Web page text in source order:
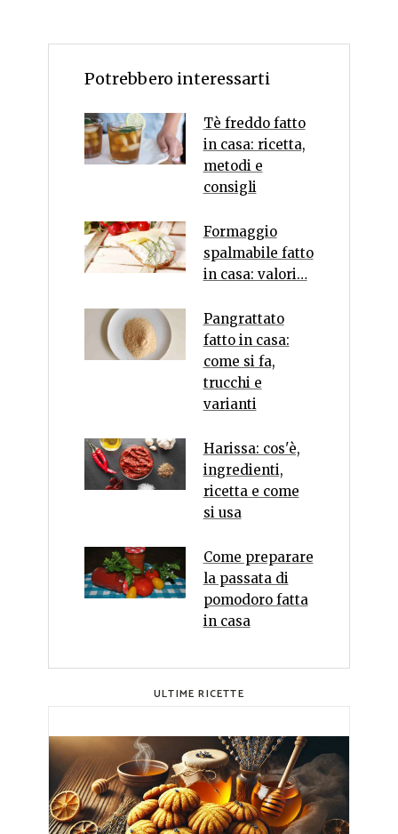
Potrebbero interessarti
Tè freddo fatto
in casa: ricetta,
metodi e
consigli
Formaggio
spalmabile fatto
in casa: valori…
Pangrattato
fatto in casa:
come si fa,
trucchi e
varianti
Harissa: cos'è,
ingredienti,
ricetta e come
si usa
Come preparare
la passata di
pomodoro fatta
in casa
ULTIME RICETTE